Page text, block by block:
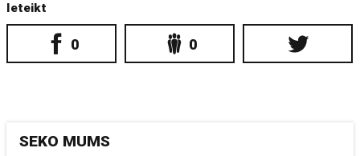
Ieteikt
0 0
SEKO MUMS